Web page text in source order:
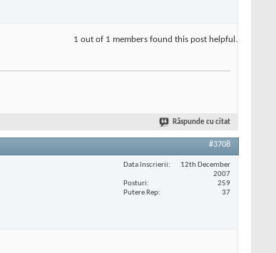
1 out of 1 members found this post helpful.
Răspunde cu citat
#3708
Data înscrierii
12th December
2007
Posturi
259
Putere Rep
37